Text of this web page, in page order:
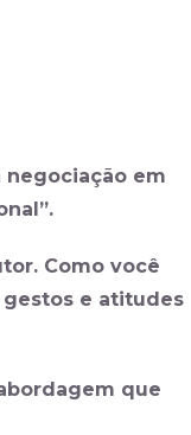
em
Como você
gestos e atitudes
que